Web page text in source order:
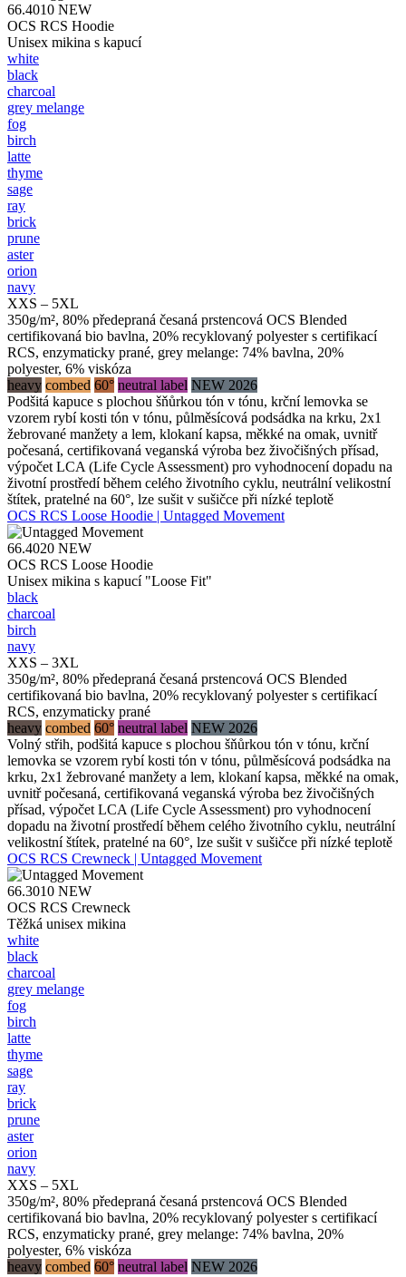
66.4010 NEW
OCS RCS Hoodie
Unisex mikina s kapucí
white
black
charcoal
grey melange
fog
birch
latte
thyme
sage
ray
brick
prune
aster
orion
navy
XXS – 5XL
350g/m², 80% předepraná česaná prstencová OCS Blended
certifikovaná bio bavlna, 20% recyklovaný polyester s certifikací
RCS, enzymaticky prané, grey melange: 74% bavlna, 20%
polyester, 6% viskóza
heavy combed 60° neutral label NEW 2026
Podšitá kapuce s plochou šňůrkou tón v tónu, krční lemovka se
vzorem rybí kosti tón v tónu, půlměsícová podsádka na krku, 2x1
žebrované manžety a lem, klokaní kapsa, měkké na omak, uvnitř
počesaná, certifikovaná veganská výroba bez živočišných přísad,
výpočet LCA (Life Cycle Assessment) pro vyhodnocení dopadu na
životní prostředí během celého životního cyklu, neutrální velikostní
štítek, pratelné na 60°, lze sušit v sušičce při nízké teplotě
OCS RCS Loose Hoodie | Untagged Movement
66.4020 NEW
OCS RCS Loose Hoodie
Unisex mikina s kapucí "Loose Fit"
black
charcoal
birch
navy
XXS – 3XL
350g/m², 80% předepraná česaná prstencová OCS Blended
certifikovaná bio bavlna, 20% recyklovaný polyester s certifikací
RCS, enzymaticky prané
heavy combed 60° neutral label NEW 2026
Volný střih, podšitá kapuce s plochou šňůrkou tón v tónu, krční
lemovka se vzorem rybí kosti tón v tónu, půlměsícová podsádka na
krku, 2x1 žebrované manžety a lem, klokaní kapsa, měkké na omak,
uvnitř počesaná, certifikovaná veganská výroba bez živočišných
přísad, výpočet LCA (Life Cycle Assessment) pro vyhodnocení
dopadu na životní prostředí během celého životního cyklu, neutrální
velikostní štítek, pratelné na 60°, lze sušit v sušičce při nízké teplotě
OCS RCS Crewneck | Untagged Movement
66.3010 NEW
OCS RCS Crewneck
Těžká unisex mikina
white
black
charcoal
grey melange
fog
birch
latte
thyme
sage
ray
brick
prune
aster
orion
navy
XXS – 5XL
350g/m², 80% předepraná česaná prstencová OCS Blended
certifikovaná bio bavlna, 20% recyklovaný polyester s certifikací
RCS, enzymaticky prané, grey melange: 74% bavlna, 20%
polyester, 6% viskóza
heavy combed 60° neutral label NEW 2026